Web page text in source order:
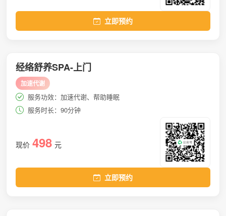
立即预约
经络舒养SPA-上门
加速代谢
服务功效：加速代谢、帮助睡眠
服务时长：90分钟
现价 498 元
立即预约